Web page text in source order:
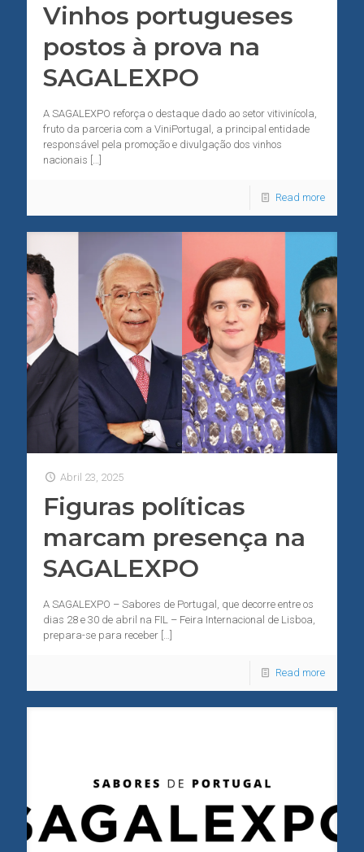
Vinhos portugueses
postos à prova na
SAGALEXPO
A SAGALEXPO reforça o destaque dado ao setor vitivinícola,
fruto da parceria com a ViniPortugal, a principal entidade
responsável pela promoção e divulgação dos vinhos
nacionais […]
Read more
Abril 23, 2025
Figuras políticas
marcam presença na
SAGALEXPO
A SAGALEXPO – Sabores de Portugal, que decorre entre os
dias 28 e 30 de abril na FIL – Feira Internacional de Lisboa,
prepara-se para receber […]
Read more